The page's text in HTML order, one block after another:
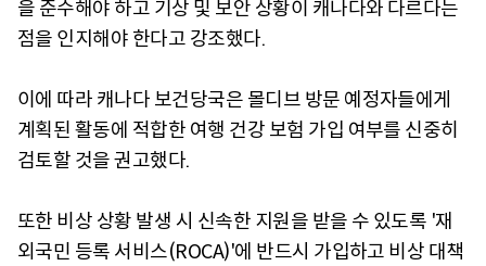
을 준수해야 하고 기상 및 보안 상황이 캐나다와 다르다는
점을 인지해야 한다고 강조했다.
이에 따라 캐나다 보건당국은 몰디브 방문 예정자들에게
계획된 활동에 적합한 여행 건강 보험 가입 여부를 신중히
검토할 것을 권고했다.
또한 비상 상황 발생 시 신속한 지원을 받을 수 있도록 '재
외국민 등록 서비스(ROCA)'에 반드시 가입하고 비상 대책